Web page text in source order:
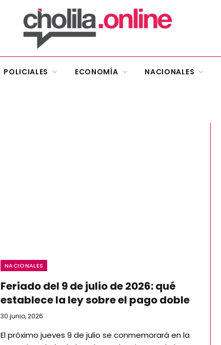
POLICIALES ECONOMÍA NACIONALES
NACIONALES
Feriado del 9 de julio de 2026: qué
establece la ley sobre el pago doble
30 junio, 2026
El próximo jueves 9 de julio se conmemorará en la